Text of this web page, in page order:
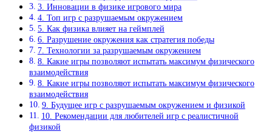
3. Инновации в физике игрового мира
4. Топ игр с разрушаемым окружением
5. Как физика влияет на геймплей
6. Разрушение окружения как стратегия победы
7. Технологии за разрушаемым окружением
8. Какие игры позволяют испытать максимум физического
взаимодействия
8. Какие игры позволяют испытать максимум физического
взаимодействия
9. Будущее игр с разрушаемым окружением и физикой
10. Рекомендации для любителей игр с реалистичной
физикой